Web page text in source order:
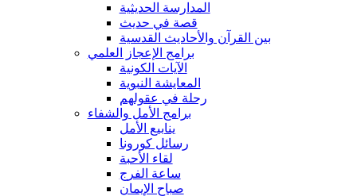
المدارسة الحديثية
قصة في حديث
بين القرآن والأحاديث القدسية
برامج الإعجاز العلمي
الآيات الكونية
المعايشة النبوية
رحلة في عقولهم
برامج الأمل والشفاء
ينابيع الأمل
رسائل كورونا
لقاء الأحبة
ساعة الفرج
صباح الإيمان